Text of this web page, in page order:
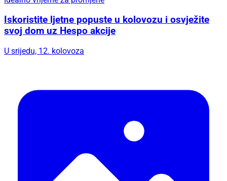
Iskoristite ljetne popuste u kolovozu i osvježite
svoj dom uz Hespo akcije
U srijedu, 12. kolovoza